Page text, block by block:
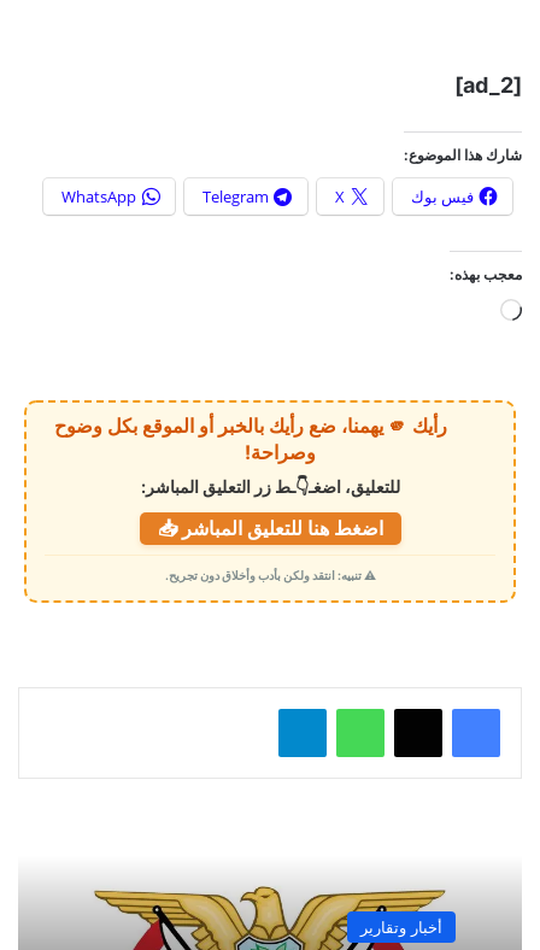
[ad_2]
شارك هذا الموضوع:
فيس بوك X
Telegram
WhatsApp
معجب بهذه:
ي
م
ي
رأيك 🫵 يهمنا، ضع رأيك بالخبر أو الموقع بكل وضوح
وصراحة!
للتعليق، اضغـ👇ـط زر التعليق المباشر:
اضغط هنا للتعليق المباشر 📥
⚠️ تنبيه: انتقد ولكن بأدب وأخلاق دون تجريح.
واتساب
أخبار وتقارير